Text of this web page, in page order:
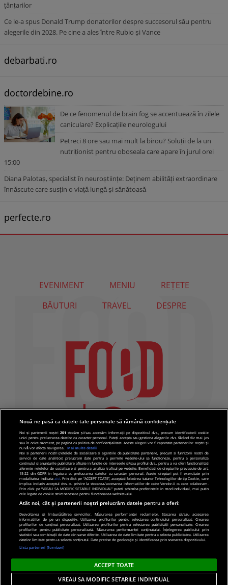
țânțarilor
Ce le-a spus Donald Trump donatorilor despre succesorul său pentru
alegerile din 2028. Pe cine a ales între Rubio și Vance
debarbati.ro
doctordebine.ro
De ce fenomenul de brain fog se accentuează în zilele
caniculare? Explicațiile neurologului
Petreci 8 ore sau mai mult la birou? Soluții de la un
nutriționist pentru oboseala care apare în jurul orei
15:00
Diana Palotaș, specialist în neuroștiințe: Deținem abilități extraordinare
înnăscute care susțin o viață lungă și sănătoasă
perfecte.ro
EVENIMENT MENIU
REȚETE
BĂUTURI
TRAVEL DESPRE
© 2019 PRO TV S.R.L |Politica de Cookie|Politica
de confidentialitate
Nouă ne pasă ca datele tale personale să rămână confidențiale
Noi și partenerii noștri201 stocăm și/sau accesăm informații pe dispozitivul dvs., precum identificatorii cookie
unici pentru prelucrarea datelor cu caracter personal. Puteți accepta sau gestiona alegerile dvs. făcând clic mai jos
sau în orice moment, pe pagina cu politica de confidențialitate. Aceste alegeri vor fi raportate partenerilor noștri și
nu vă vor afecta navigarea.
Mai multe detalii
Noi si partenerii nostri (retelele de socializare si agentiile de publicitate partenere, precum si furnizorii nostri de
servicii de date analitice) prelucram date pentru a permite website-ului sa functioneze, pentru a personaliza
continutul si anunturile publicitare afisate in functie de interesele si/sau profilul dvs., pentru a va oferi functionalitati
aferente retelelor de socializare si pentru a analiza traficul pe website. Beneficiati de drepturile prevazute de art.
15-22 din GDPR in legatura cu prelucrarea datelor cu caracter personal. Aceste drepturi pot fi exercitate prin
modalitatea indicata aici. Prin click pe “ACCEPT TOATE”, acceptati folosirea tuturor Tehnologiilor de tip Cookie, care
implica inclusiv acceptul dvs. cu privire la stocarea/accesarea informatiilor de catre Vendor-ii cu care colaboram.
Prin click pe “VREAU SA MODIFIC SETARILE INDIVIDUAL” puteti schimba preferintele in mod individual, mai putin
cele legate de cookie strict necesare pentru functionarea website-ului.
Atât noi, cât și partenerii noștri prelucrăm datele pentru a oferi:
Dezvoltarea și îmbunătățirea serviciilor. Măsurarea performanței reclamelor. Stocarea și/sau accesarea
informațiilor de pe un dispozitiv. Utilizarea profilurilor pentru selectarea conținutului personalizat. Crearea
profilurilor de conținut personalizat. Utilizarea profilurilor pentru selectarea publicității personalizate. Crearea
profilurilor pentru publicitate personalizată. Măsurarea performanței conținutului. Înțelegerea publicului prin
statistici sau combinații de date din surse diferite. Utilizarea de date limitate pentru a selecta publicitatea. Utilizarea
datelor limitate pentru a selecta conținutul. Date precise de geolocație și identificarea prin scanarea dispozitivului.
Listă parteneri (furnizori)
ACCEPT TOATE
VREAU SA MODIFIC SETARILE INDIVIDUAL